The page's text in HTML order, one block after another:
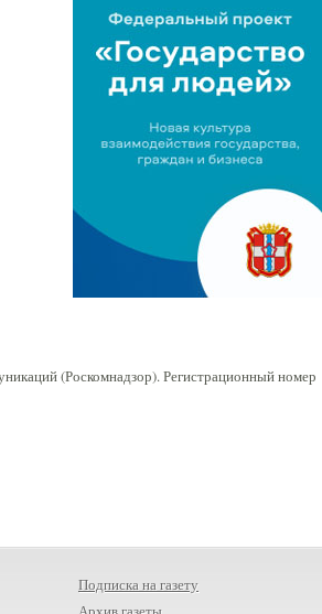
(Роскомнадзор). Регистрационный номер
Подписка на газету